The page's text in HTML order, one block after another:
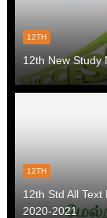
12TH
12th New Study
12TH
12th Std All
2020-2021